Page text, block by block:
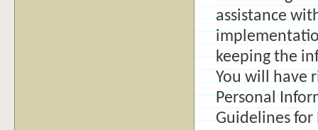
assistance
keeping the
You will have
Personal
Guidelines